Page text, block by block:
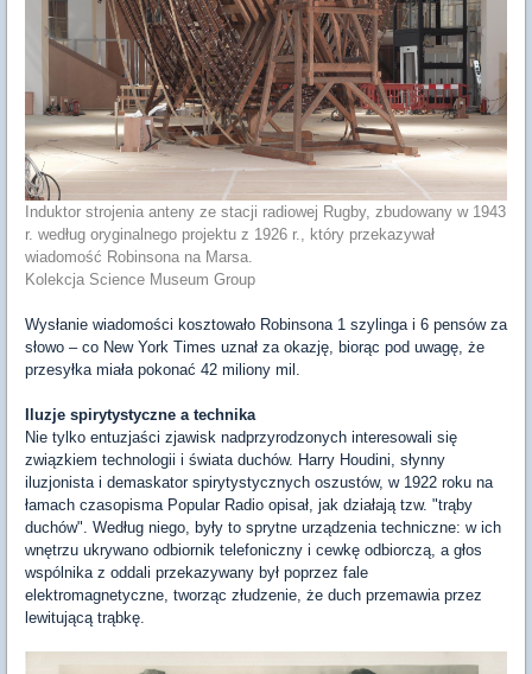
Induktor strojenia anteny ze stacji radiowej Rugby, zbudowany w 1943
r. według oryginalnego projektu z 1926 r., który przekazywał
wiadomość Robinsona na Marsa.
Kolekcja Science Museum Group
Wysłanie wiadomości kosztowało Robinsona 1 szylinga i 6 pensów za
słowo – co New York Times uznał za okazję, biorąc pod uwagę, że
przesyłka miała pokonać 42 miliony mil.
Iluzje spirytystyczne a technika
Nie tylko entuzjaści zjawisk nadprzyrodzonych interesowali się
związkiem technologii i świata duchów. Harry Houdini, słynny
iluzjonista i demaskator spirytystycznych oszustów, w 1922 roku na
łamach czasopisma Popular Radio opisał, jak działają tzw. "trąby
duchów". Według niego, były to sprytne urządzenia techniczne: w ich
wnętrzu ukrywano odbiornik telefoniczny i cewkę odbiorczą, a głos
wspólnika z oddali przekazywany był poprzez fale
elektromagnetyczne, tworząc złudzenie, że duch przemawia przez
lewitującą trąbkę.